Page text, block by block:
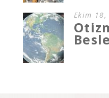
Ekim 18,